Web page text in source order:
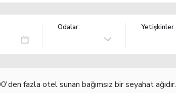
Odalar: Yetişkinler
fazla otel sunan bağımsız bir seyahat ağıdır.